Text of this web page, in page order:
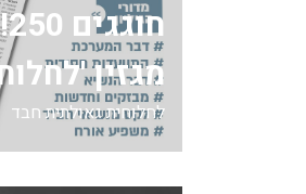
מגזין
לחלוחית גאולתית חבד